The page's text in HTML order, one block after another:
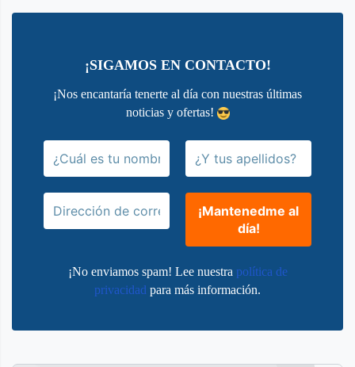
¡SIGAMOS EN CONTACTO!
¡Nos encantaría tenerte al día con nuestras últimas
noticias y ofertas!
¡No enviamos spam! Lee nuestra política de
privacidad para más información.